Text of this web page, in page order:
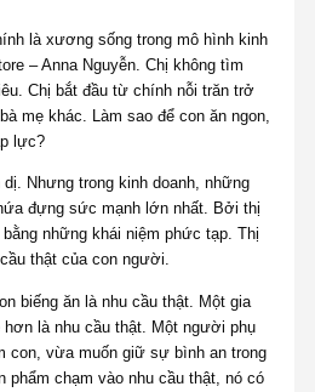
là xương sống trong mô hình kinh
– Anna Nguyễn. Chị không tìm
Chị bắt đầu từ chính nỗi trăn trở
mẹ khác. Làm sao để con ăn ngon,
lực?
Nhưng trong kinh doanh, những
đựng sức mạnh lớn nhất. Bởi thị
những khái niệm phức tạp. Thị
thật của con người.
biếng ăn là nhu cầu thật. Một gia
là nhu cầu thật. Một người phụ
con, vừa muốn giữ sự bình an trong
phẩm chạm vào nhu cầu thật, nó có